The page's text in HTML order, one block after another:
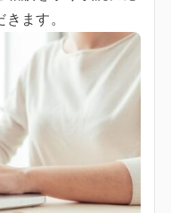
ます。